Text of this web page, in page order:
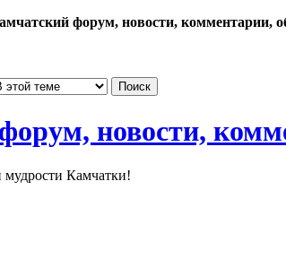
форум, новости, комментарии,
Камчатки!